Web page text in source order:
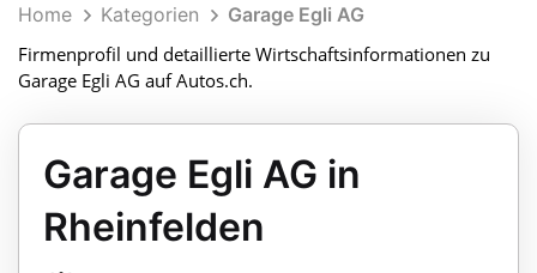
Home Kategorien
Garage Egli AG
Firmenprofil und detaillierte Wirtschaftsinformationen zu
Garage Egli AG auf Autos.ch.
Garage Egli AG in
Rheinfelden